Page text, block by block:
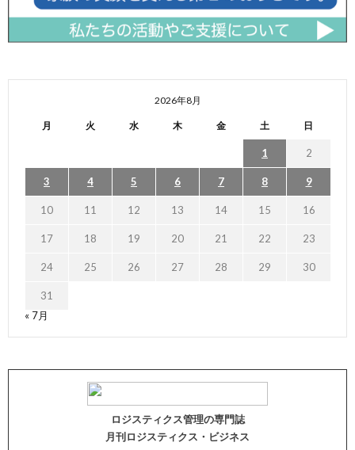
2026年8月
月 火 水 木 金 土 日
1 2
3 4 5 6 7 8 9
10 11 12 13 14 15 16
17 18 19 20 21 22 23
24 25 26 27 28 29 30
31
« 7月
ロジスティクス管理の専門誌
月刊ロジスティクス・ビジネス